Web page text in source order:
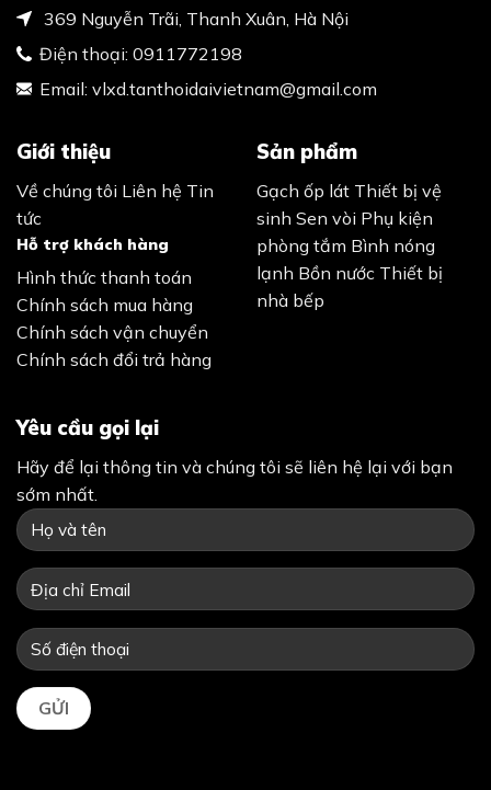
369 Nguyễn Trãi, Thanh Xuân, Hà Nội
Điện thoại: 0911772198
Email: vlxd.tanthoidaivietnam@gmail.com
Giới thiệu
Về chúng tôi Liên hệ Tin
tức
Hỗ trợ khách hàng
Hình thức thanh toán
Chính sách mua hàng
Chính sách vận chuyển
Chính sách đổi trả hàng
Sản phẩm
Gạch ốp lát Thiết bị vệ
sinh Sen vòi Phụ kiện
phòng tắm Bình nóng
lạnh Bồn nước Thiết bị
nhà bếp
Yêu cầu gọi lại
Hãy để lại thông tin và chúng tôi sẽ liên hệ lại với bạn
sớm nhất.